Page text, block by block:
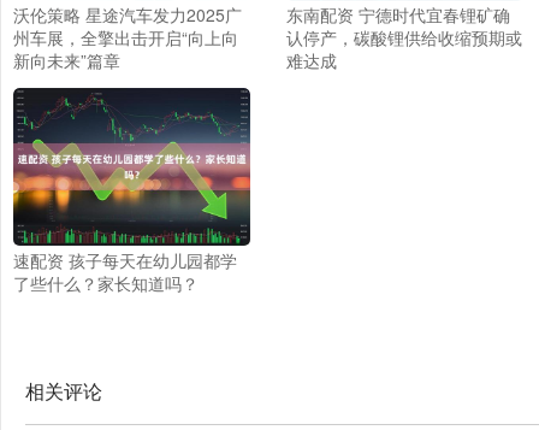
沃伦策略 星途汽车发力2025广
州车展，全擎出击开启“向上向
新向未来”篇章
东南配资 宁德时代宜春锂矿确
认停产，碳酸锂供给收缩预期或
难达成
速配资 孩子每天在幼儿园都学
了些什么？家长知道吗？
相关评论